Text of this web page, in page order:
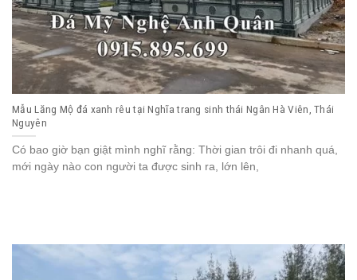
Mẫu Lăng Mộ đá xanh rêu tại Nghĩa trang sinh thái Ngân Hà Viên, Thái
Nguyên
Có bao giờ bạn giật mình nghĩ rằng: Thời gian trôi đi nhanh quá,
mới ngày nào con người ta được sinh ra, lớn lên,